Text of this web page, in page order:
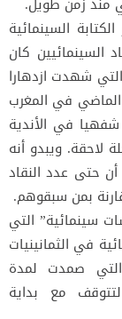
السينمائية
السينمائيين كان
شهدت ازدهارا
الماضي في المغرب
في الأندية
لاحقة. ويبدو أنه
حتى عدد النقاد
بمن سبقوهم.
سينمائية” التي
في الثمانينيات
التي صمدت لمدة
لتتوقف مع بداية